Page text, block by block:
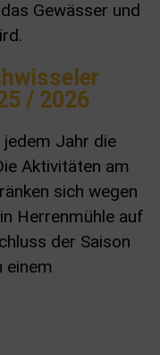
Gewässer und
/ 2026
Jahr die
Aktivitäten am
sich wegen
Herrenmühle auf
der Saison
einem